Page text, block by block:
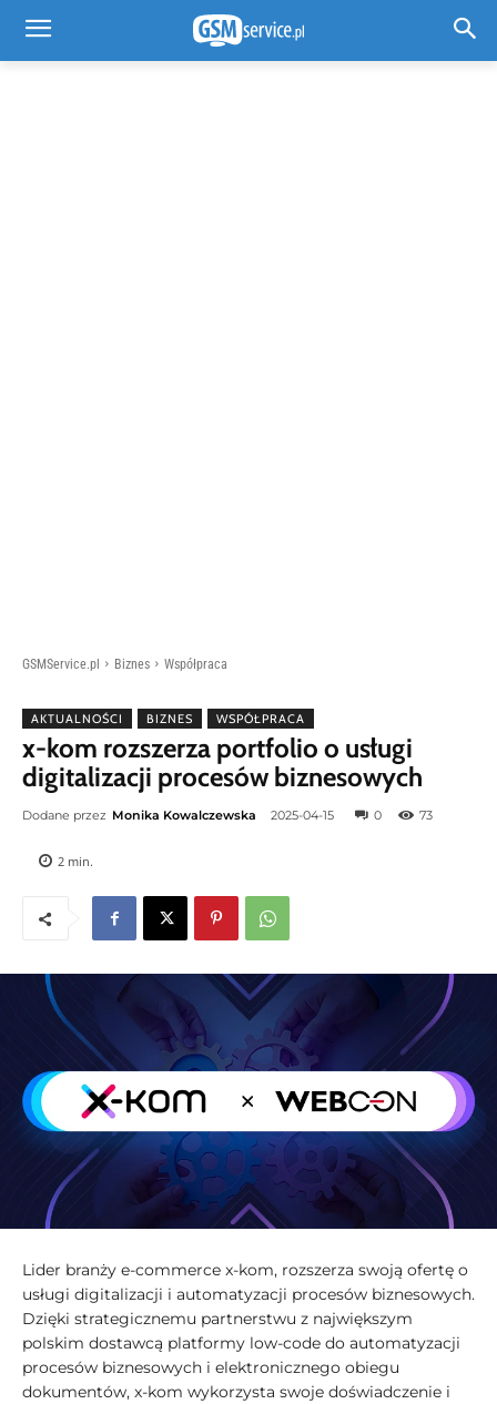
GSMService.pl Biznes Współpraca
AKTUALNOŚCI BIZNES WSPÓŁPRACA
x-kom rozszerza portfolio o usługi
digitalizacji procesów biznesowych
Dodane przez Monika Kowalczewska 2025-04-15 0 73
2 min.
Lider branży e-commerce x-kom, rozszerza swoją ofertę o
usługi digitalizacji i automatyzacji procesów biznesowych.
Dzięki strategicznemu partnerstwu z największym
polskim dostawcą platformy low-code do automatyzacji
procesów biznesowych i elektronicznego obiegu
dokumentów, x-kom wykorzysta swoje doświadczenie i